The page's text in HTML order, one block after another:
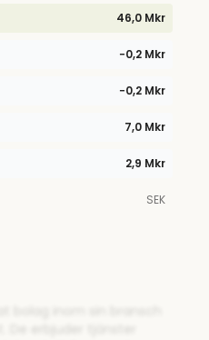
46,0 Mkr
−0,2 Mkr
−0,2 Mkr
7,0 Mkr
2,9 Mkr
SEK